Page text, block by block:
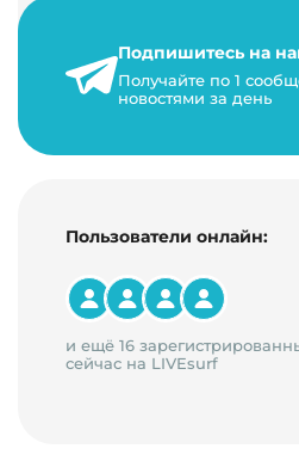
24 января 2021 г.
14 минут на чтение
Подпишитесь на
Получайте по 1
новостями за день
Пользователи онлайн:
и ещё 16
сейчас на LIVEsurf